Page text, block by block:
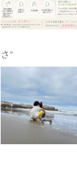
さ”